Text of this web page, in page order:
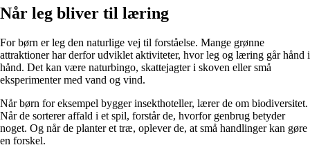
Når leg bliver til læring
For børn er leg den naturlige vej til forståelse. Mange grønne
attraktioner har derfor udviklet aktiviteter, hvor leg og læring går hånd i
hånd. Det kan være naturbingo, skattejagter i skoven eller små
eksperimenter med vand og vind.
Når børn for eksempel bygger insekthoteller, lærer de om biodiversitet.
Når de sorterer affald i et spil, forstår de, hvorfor genbrug betyder
noget. Og når de planter et træ, oplever de, at små handlinger kan gøre
en forskel.